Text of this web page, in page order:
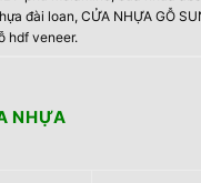
đài loan, CỬA NHỰA GỖ
hdf veneer.
NHỰA